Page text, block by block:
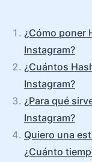
¿Cómo poner
Instagram?
¿Cuántos
Instagram?
¿Para qué
Instagram?
Quiero una
¿Cuánto